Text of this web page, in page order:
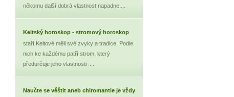
někomu další dobrá vlastnost napadne....
Keltský horoskop - stromový horoskop
staří Keltové měli své zvyky a tradice. Podle
nich ke každému patří strom, který
předurčuje jeho vlastnosti ....
Naučte se věštit aneb chiromantie je vždy